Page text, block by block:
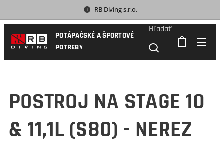
RB Diving s.r.o.
POTÁPAČSKÉ A ŠPORTOVÉ
POTREBY
Hľadať
POSTROJ NA STAGE 10
& 11,1L (S80) - NEREZ